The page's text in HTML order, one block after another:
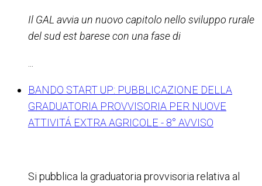
Il GAL avvia un nuovo capitolo nello sviluppo rurale
del sud est barese con una fase di
BANDO START UP: PUBBLICAZIONE DELLA
GRADUATORIA PROVVISORIA PER NUOVE
ATTIVITÁ EXTRA AGRICOLE - 8° AVVISO
Si pubblica la graduatoria provvisoria relativa al